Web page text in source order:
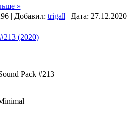
»
| Добавил: trigall| Дата: 27.12.2020
(2020)
Pack #213